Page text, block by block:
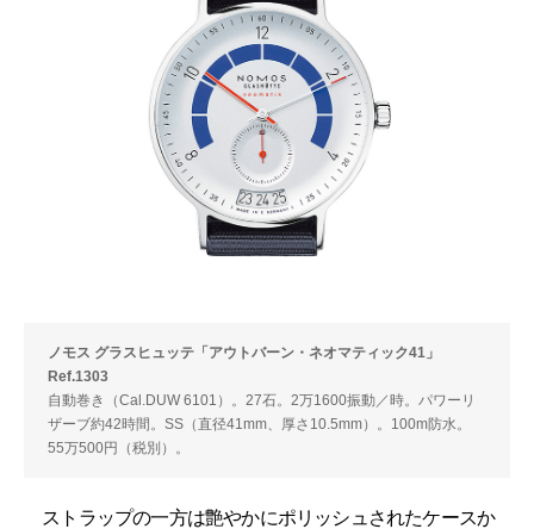
ノモス グラスヒュッテ「アウトバーン・ネオマティック41」
Ref.1303
自動巻き（Cal.DUW 6101）。27石。2万1600振動／時。パワーリ
ザーブ約42時間。SS（直径41mm、厚さ10.5mm）。100m防水。
55万500円（税別）。
ストラップの一方は艶やかにポリッシュされたケースか